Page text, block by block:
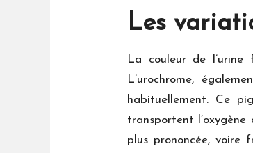
Les
La couleur de
L’urochrome,
habituellement. Ce
transportent
plus prononcée, voire